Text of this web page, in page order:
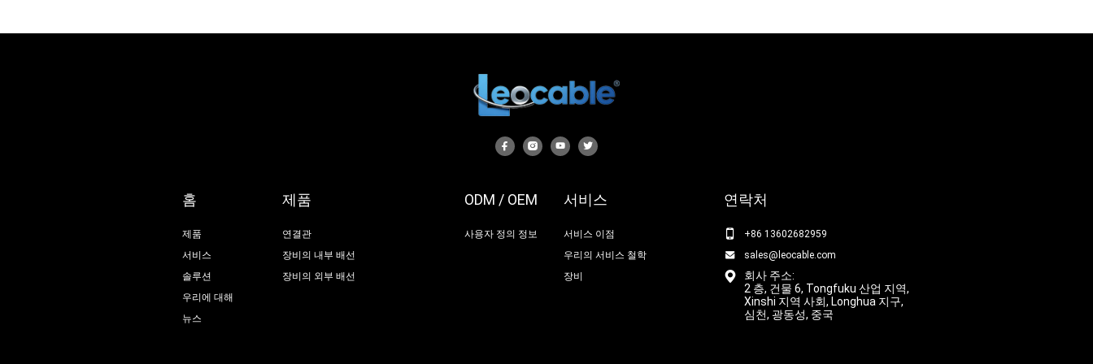
홈
제품
서비스
솔루션
우리에 대해
뉴스
제품
연결관
장비의 내부 배선
장비의 외부 배선
ODM / OEM
사용자 정의 정보
서비스
서비스 이점
우리의 서비스 철학
장비
연락처
+86 13602682959
sales@leocable.com
회사 주소:
2 층, 건물 6, Tongfuku 산업 지역,
Xinshi 지역 사회, Longhua 지구,
심천, 광동성, 중국